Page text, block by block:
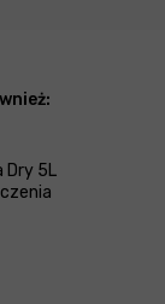
Dry 5L